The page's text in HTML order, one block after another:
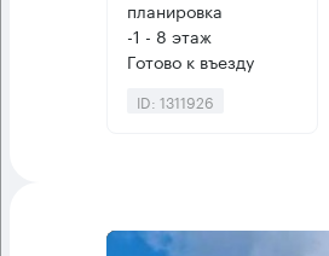
планировка
-1 - 8 этаж
Готово к въезду
ID: 1311926